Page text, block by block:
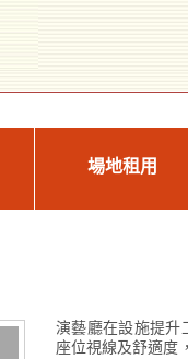
場地租用
演藝廳在設施提升
座位視線及舒適度